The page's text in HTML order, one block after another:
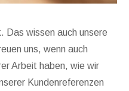
Das wissen auch unsere
uns, wenn auch
Arbeit haben, wie wir
Kundenreferenzen